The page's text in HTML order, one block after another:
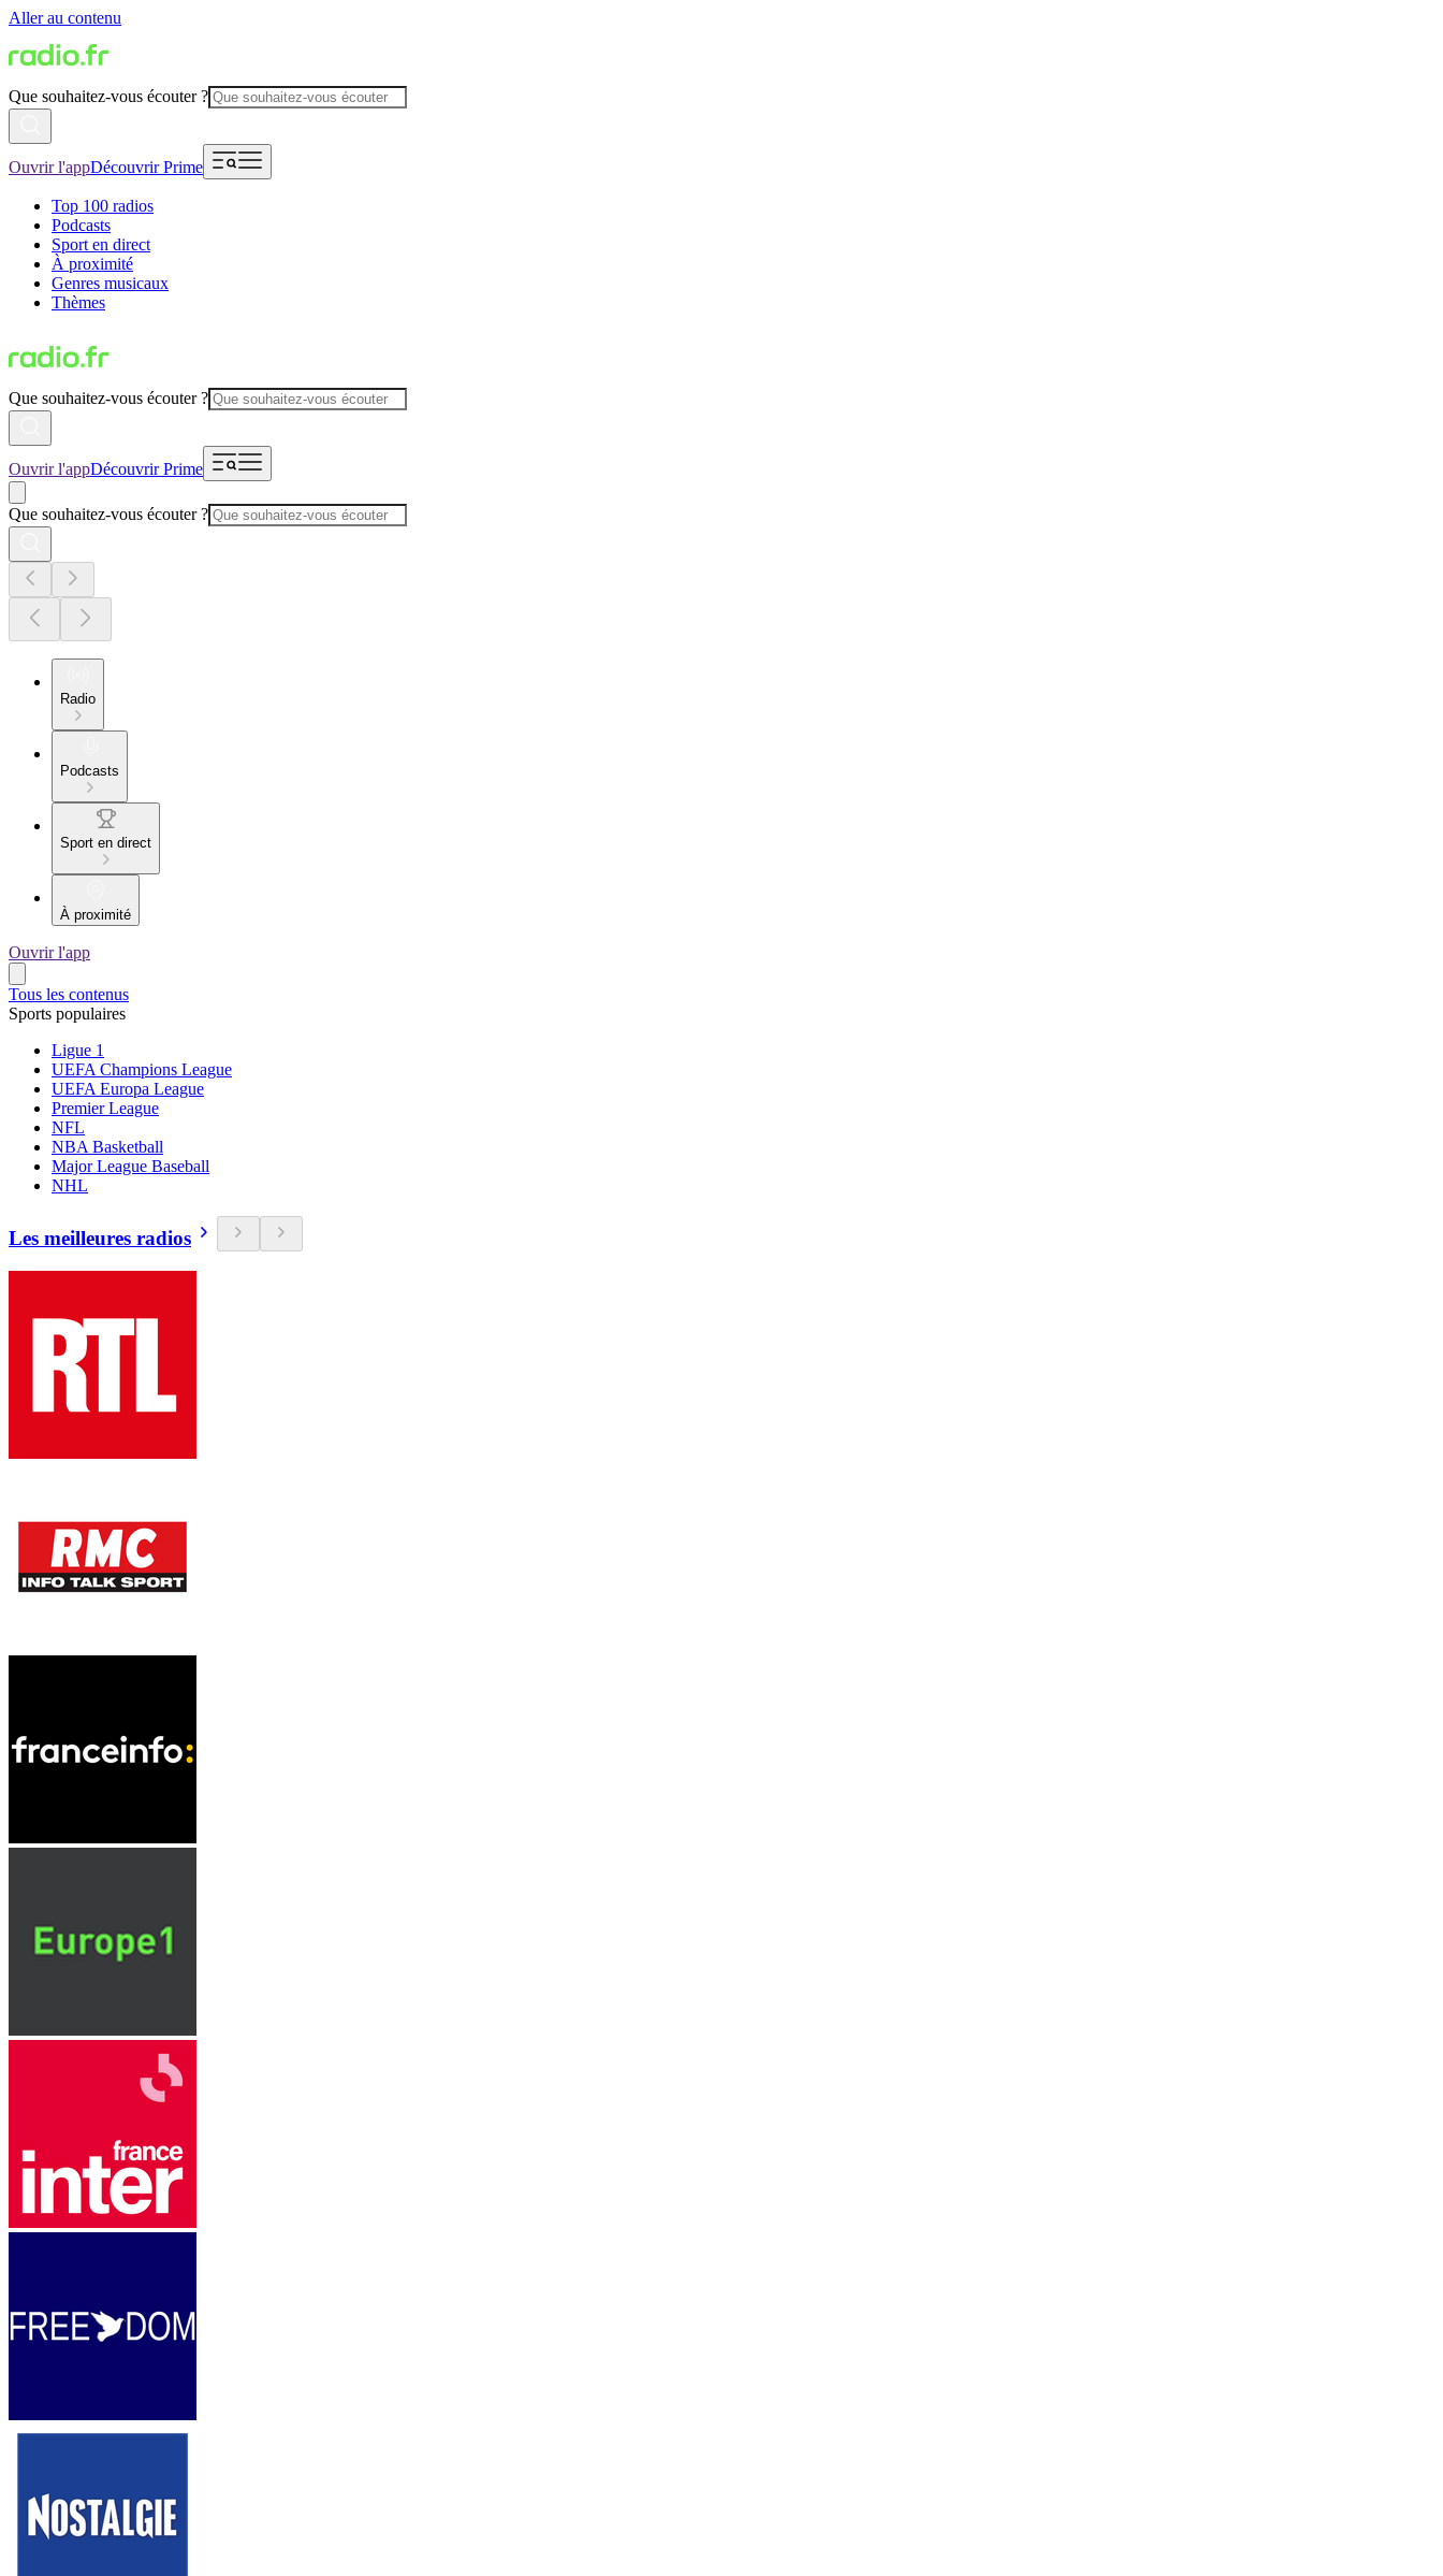
Aller au contenu
Que souhaitez-vous écouter ?
Ouvrir l'appDécouvrir Prime
Top 100 radios
Podcasts
Sport en direct
À proximité
Genres musicaux
Thèmes
Que souhaitez-vous écouter ?
Ouvrir l'appDécouvrir Prime
Que souhaitez-vous écouter ?
Radio
Podcasts
Sport en direct
À proximité
Ouvrir l'app
Tous les contenus
Sports populaires
Ligue 1
UEFA Champions League
UEFA Europa League
Premier League
NFL
NBA Basketball
Major League Baseball
NHL
Les meilleures radios